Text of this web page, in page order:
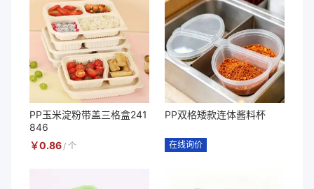
PP玉米淀粉带盖三格盒241
846
￥0.86 / 个
PP双格矮款连体酱料杯
在线询价